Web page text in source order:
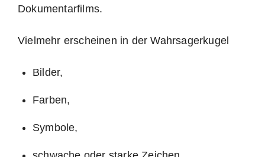
Dokumentarfilms.
Vielmehr erscheinen in der Wahrsagerkugel
Bilder,
Farben,
Symbole,